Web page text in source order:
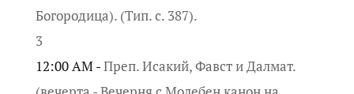
Богородица). (Тип. с. 387).
3
12:00 AM -Преп. Исакий, Фавст и Далмат.